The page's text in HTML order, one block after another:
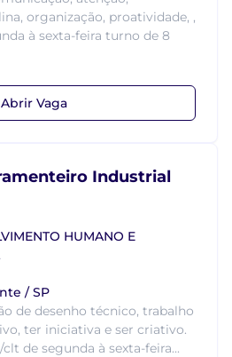
organização, proatividade, ,
à sexta-feira turno de 8
Abrir Vaga
Industrial
HUMANO E
/ SP
de desenho técnico, trabalho
ter iniciativa e ser criativo.
de segunda à sexta-feira...